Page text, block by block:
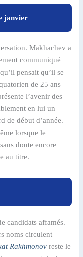
janvier
Makhachev a
communiqué
pensait qu’il se
de 25 ans
l’avenir des
en lui un
de début d’année.
lorsque le
doute encore
au titre.
candidats affamés.
noms circulent
Rakhmonov reste le